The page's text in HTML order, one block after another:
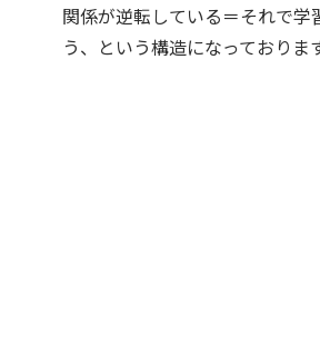
関係が逆転している＝それで学
う、という構造になっておりま